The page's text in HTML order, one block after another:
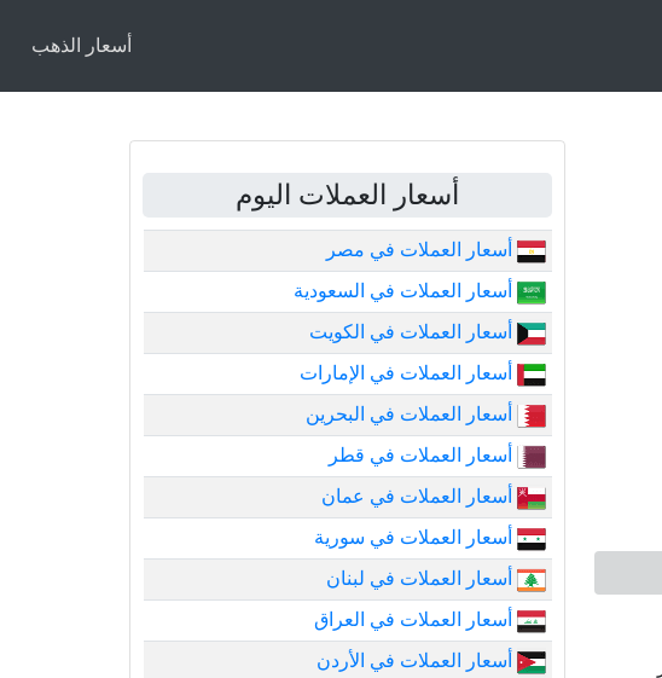
أسعار الذهب
أسعار العملات اليوم
أسعار العملات في مصر
أسعار العملات في السعودية
أسعار العملات في الكويت
أسعار العملات في الإمارات
أسعار العملات في البحرين
أسعار العملات في قطر
أسعار العملات في عمان
أسعار العملات في سورية
أسعار العملات في لبنان
أسعار العملات في العراق
أسعار العملات في الأردن